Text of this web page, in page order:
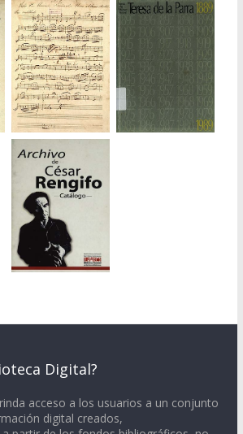
Digital?
acceso a los usuarios a un conjunto
digital creados,